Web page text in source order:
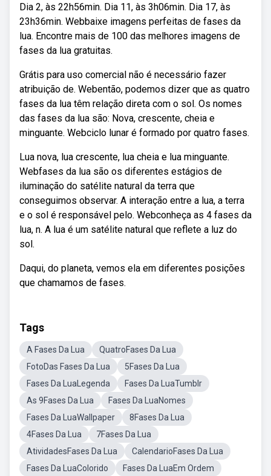
Dia 2, às 22h56min. Dia 11, às 3h06min. Dia 17, às
23h36min. Webbaixe imagens perfeitas de fases da
lua. Encontre mais de 100 das melhores imagens de
fases da lua gratuitas.
Grátis para uso comercial não é necessário fazer
atribuição de. Webentão, podemos dizer que as quatro
fases da lua têm relação direta com o sol. Os nomes
das fases da lua são: Nova, crescente, cheia e
minguante. Webciclo lunar é formado por quatro fases.
Lua nova, lua crescente, lua cheia e lua minguante.
Webfases da lua são os diferentes estágios de
iluminação do satélite natural da terra que
conseguimos observar. A interação entre a lua, a terra
e o sol é responsável pelo. Webconheça as 4 fases da
lua, n. A lua é um satélite natural que reflete a luz do
sol.
Daqui, do planeta, vemos ela em diferentes posições
que chamamos de fases.
Tags
A Fases Da Lua
QuatroFases Da Lua
FotoDas Fases Da Lua
5Fases Da Lua
Fases Da LuaLegenda
Fases Da LuaTumblr
As 9Fases Da Lua
Fases Da LuaNomes
Fases Da LuaWallpaper
8Fases Da Lua
4Fases Da Lua
7Fases Da Lua
AtividadesFases Da Lua
CalendarioFases Da Lua
Fases Da LuaColorido
Fases Da LuaEm Ordem